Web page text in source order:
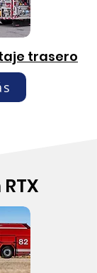
trasero